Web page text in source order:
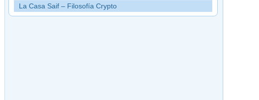
La Casa Saif – Filosofía Crypto